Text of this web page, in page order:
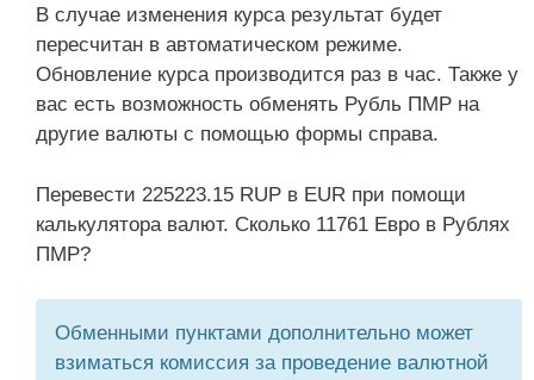
В случае изменения курса результат будет
пересчитан в автоматическом режиме.
Обновление курса производится раз в час. Также у
вас есть возможность обменять Рубль ПМР на
другие валюты с помощью формы справа.
Перевести 225223.15 RUP в EUR при помощи
калькулятора валют. Сколько 11761 Евро в Рублях
ПМР?
Обменными пунктами дополнительно может
взиматься комиссия за проведение валютной